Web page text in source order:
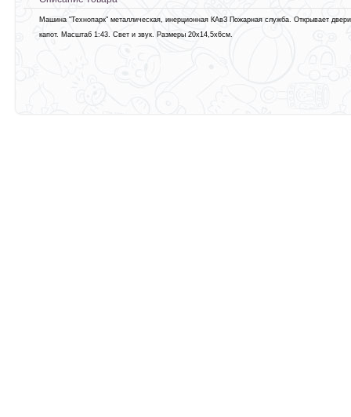
Машина "Технопарк" металлическая, инерционная КАвЗ Пожарная служба. Открывает
капот. Масштаб 1:43. Свет и звук. Размеры 20х14,5х6см.